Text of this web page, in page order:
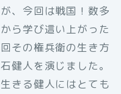
、今回は戦国！数多
ら学び這い上がった
その権兵衛の生き方
健人を演じました。
きる健人にはとても